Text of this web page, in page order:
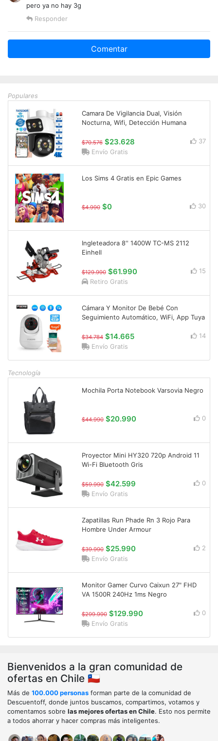
pero ya no hay 3g
Responder
Comentar
Populares
Camara De Vigilancia Dual, Visión
Nocturna, Wifi, Detección Humana
$70.576 $23.628
37
Envío Gratis
Los Sims 4 Gratis en Epic Games
$4.990 $0 30
Ingleteadora 8'' 1400W TC-MS 2112
Einhell
$129.990 $61.990
15
Retiro Gratis
Cámara Y Monitor De Bebé Con
Seguimiento Automático, WiFi, App Tuya
$34.784 $14.665
14
Envío Gratis
Tecnología
Mochila Porta Notebook Varsovia Negro
$44.990 $20.990 0
Proyector Mini HY320 720p Android 11
Wi-Fi Bluetooth Gris
$59.990 $42.599
0
Envío Gratis
Zapatillas Run Phade Rn 3 Rojo Para
Hombre Under Armour
$39.990 $25.990
2
Envío Gratis
Monitor Gamer Curvo Caixun 27" FHD
VA 1500R 240Hz 1ms Negro
$299.990 $129.990
0
Envío Gratis
Bienvenidos a la gran comunidad de
ofertas en Chile 🇨🇱
Más de 100.000 personas forman parte de la comunidad de
Descuentoff, donde juntos buscamos, compartimos, votamos y
comentamos sobre las mejores ofertas en Chile. Esto nos permite
a todos ahorrar y hacer compras más inteligentes.